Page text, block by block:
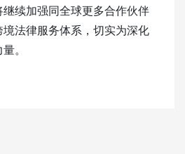
续加强同全球更多合作伙伴
法律服务体系，切实为深化
。